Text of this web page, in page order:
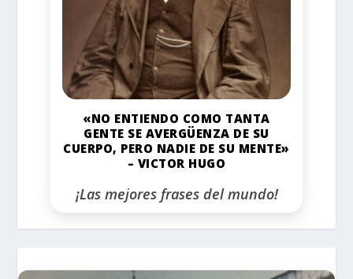
«NO ENTIENDO COMO TANTA
GENTE SE AVERGÜENZA DE SU
CUERPO, PERO NADIE DE SU MENTE»
– VICTOR HUGO
¡Las mejores frases del mundo!